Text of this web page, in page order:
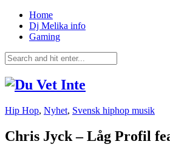
Home
Dj Melika info
Gaming
Hip Hop, Nyhet, Svensk hiphop musik
Chris Jyck – Låg Profil